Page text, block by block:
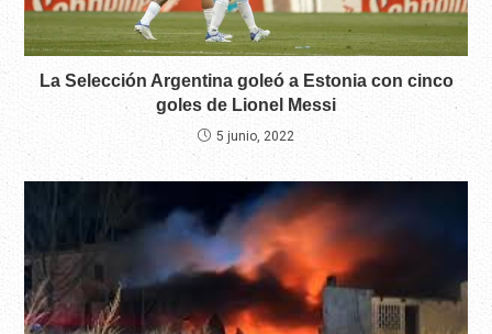
La Selección Argentina goleó a Estonia con cinco
goles de Lionel Messi
5 junio, 2022